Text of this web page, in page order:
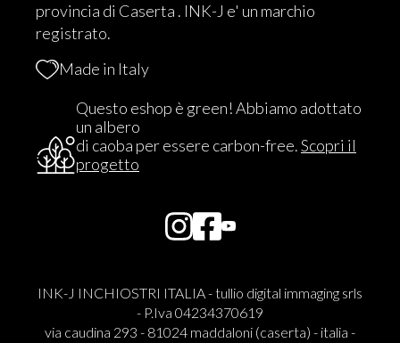
provincia di Caserta . INK-J e' un marchio
registrato.
Made in Italy
Questo eshop è green! Abbiamo adottato
un albero
di caoba per essere carbon-free.Scopri il
progetto
INK-J INCHIOSTRI ITALIA - tullio digital immaging srls
- P.Iva 04234370619
via caudina 293 - 81024 maddaloni (caserta) - italia -